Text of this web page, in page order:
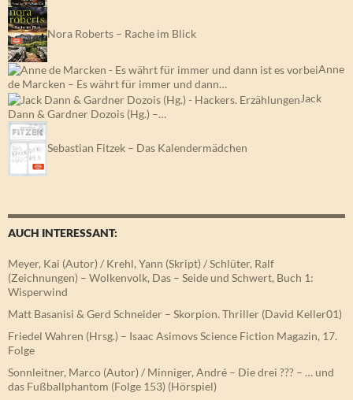
Nora Roberts – Rache im Blick
Anne
de Marcken – Es währt für immer und dann…
Jack
Dann & Gardner Dozois (Hg.) –…
Sebastian Fitzek – Das Kalendermädchen
AUCH INTERESSANT:
Meyer, Kai (Autor) / Krehl, Yann (Skript) / Schlüter, Ralf
(Zeichnungen) – Wolkenvolk, Das – Seide und Schwert, Buch 1:
Wisperwind
Matt Basanisi & Gerd Schneider – Skorpion. Thriller (David Keller01)
Friedel Wahren (Hrsg.) – Isaac Asimovs Science Fiction Magazin, 17.
Folge
Sonnleitner, Marco (Autor) / Minniger, André – Die drei ??? – … und
das Fußballphantom (Folge 153) (Hörspiel)